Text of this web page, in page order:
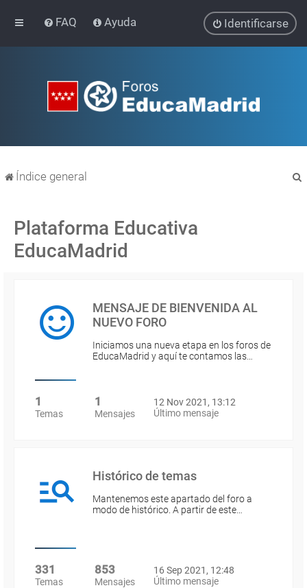
FAQ Ayuda Identificarse
Índice general
Plataforma Educativa
EducaMadrid
MENSAJE DE BIENVENIDA AL
NUEVO FORO
Iniciamos una nueva etapa en los foros de
EducaMadrid y aquí te contamos las…
1
Temas
1
Mensajes
12 Nov 2021, 13:12
Último mensaje
Histórico de temas
Mantenemos este apartado del foro a
modo de histórico. A partir de este…
331
Temas
853
Mensajes
16 Sep 2021, 12:48
Último mensaje